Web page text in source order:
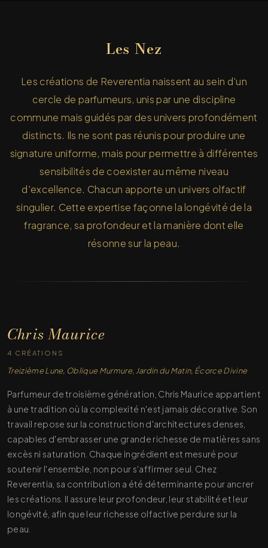
Les Nez
Les créations de Reverentia naissent au sein d'un
cercle de parfumeurs, unis par une discipline
commune mais guidés par des univers profondément
distincts. Ils ne sont pas réunis pour produire une
signature uniforme, mais pour permettre à différentes
sensibilités de coexister au même niveau
d'excellence. Chacun apporte un univers olfactif
singulier. Cette expertise façonne la longévité de la
fragrance, sa profondeur et la manière dont elle
résonne sur la peau.
Chris Maurice
4 CRÉATIONS
Treizième Lune, Oblique Murmure, Jardin du Matin, Écorce Divine
Parfumeur de troisième génération, Chris Maurice appartient
à une tradition où la complexité n'est jamais décorative. Son
travail repose sur la construction d'architectures denses,
capables d'embrasser une grande richesse de matières sans
excès ni saturation. Chaque ingrédient est mesuré pour
soutenir l'ensemble, non pour s'affirmer seul. Chez
Reverentia, sa contribution a été déterminante pour ancrer
les créations. Il assure leur profondeur, leur stabilité et leur
longévité, afin que leur richesse olfactive perdure sur la
peau.